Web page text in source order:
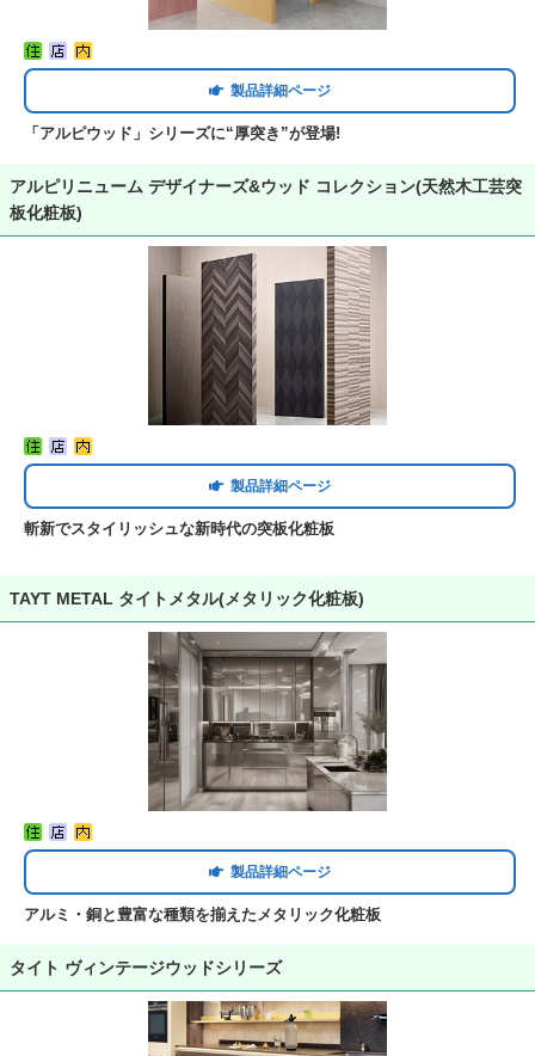
製品詳細ページ
「アルピウッド」シリーズに“厚突き”が登場!
アルピリニューム デザイナーズ&ウッド コレクション(天然木工芸突
板化粧板)
製品詳細ページ
斬新でスタイリッシュな新時代の突板化粧板
TAYT METAL タイトメタル(メタリック化粧板)
製品詳細ページ
アルミ・銅と豊富な種類を揃えたメタリック化粧板
タイト ヴィンテージウッドシリーズ